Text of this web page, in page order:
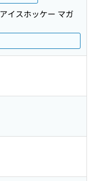
アイスホッケー マガ